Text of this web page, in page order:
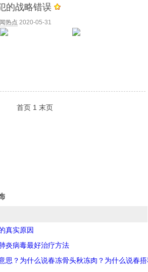
的战略错误
热点 2020-05-31
首页 1 末页
真实原因
炎病毒最好治疗方法
思？为什么说春冻骨头秋冻肉？为什么说春